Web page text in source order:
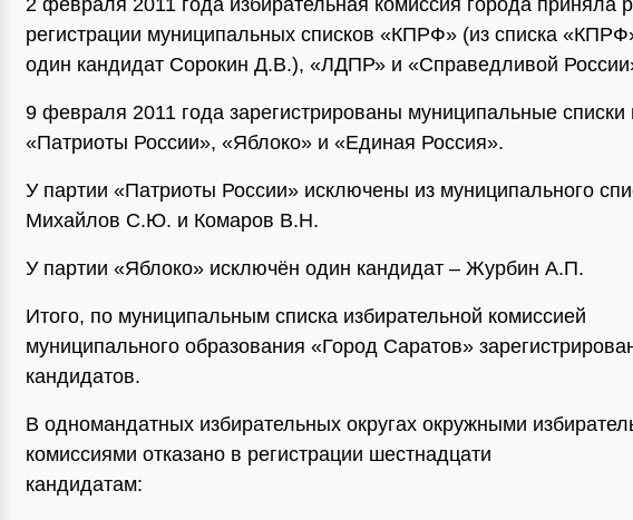
2 февраля 2011 года избирательная комиссия города приняла
регистрации муниципальных списков «КПРФ» (из списка
один кандидат Сорокин Д.В.), «ЛДПР» и «Справедливой
9 февраля 2011 года зарегистрированы муниципальные списки
«Патриоты России», «Яблоко» и «Единая Россия».
У партии «Патриоты России» исключены из муниципального
Михайлов С.Ю. и Комаров В.Н.
У партии «Яблоко» исключён один кандидат – Журбин А.П.
Итого, по муниципальным списка избирательной комиссией
муниципального образования «Город Саратов»
кандидатов.
В одномандатных избирательных округах окружными
комиссиями отказано в регистрации шестнадцати
кандидатам: